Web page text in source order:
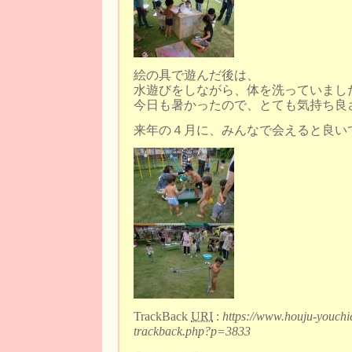
絵の具で遊んだ後は、
水遊びをしながら、体を洗っていまし
今日も暑かったので、とても気持ち良
来年の４月に、みんなで会えると良い
TrackBack URI : https://www.houju-
trackback.php?p=3833